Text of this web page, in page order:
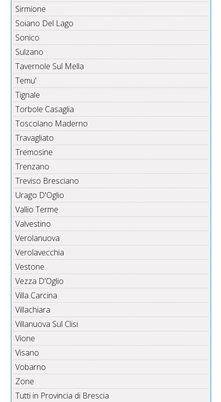
Sirmione
Soiano Del Lago
Sonico
Sulzano
Tavernole Sul Mella
Temu'
Tignale
Torbole Casaglia
Toscolano Maderno
Travagliato
Tremosine
Trenzano
Treviso Bresciano
Urago D'Oglio
Vallio Terme
Valvestino
Verolanuova
Verolavecchia
Vestone
Vezza D'Oglio
Villa Carcina
Villachiara
Villanuova Sul Clisi
Vione
Visano
Vobarno
Zone
Tutti in Provincia di Brescia